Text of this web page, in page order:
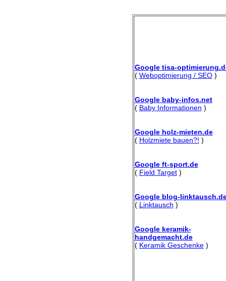
Google tisa-
( Weboptimierung / SEO)
Google baby-infos.net
( Baby Informationen )
Google holz-mieten.de
( Holzmiete bauen?! )
Google ft-sport.de
( Field Target)
Google blog-
( Linktausch )
Google keramik-
handgemacht.de
( Keramik Geschenke)